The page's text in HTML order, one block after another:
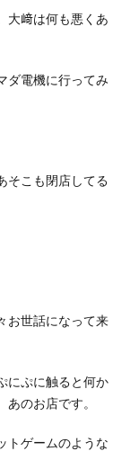
大﨑は何も悪くあ
ダ電機に行ってみ
そこも閉店してる
お世話になって来
にぷに触ると何か
のお店です。
トゲームのような